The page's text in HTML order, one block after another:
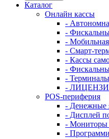
Каталог
Онлайн кассы
-
-
-
- Смарт-
- Кассы
-
-
-
POS-периферия
- Денежные
- Дисплей
- Мониторы
-